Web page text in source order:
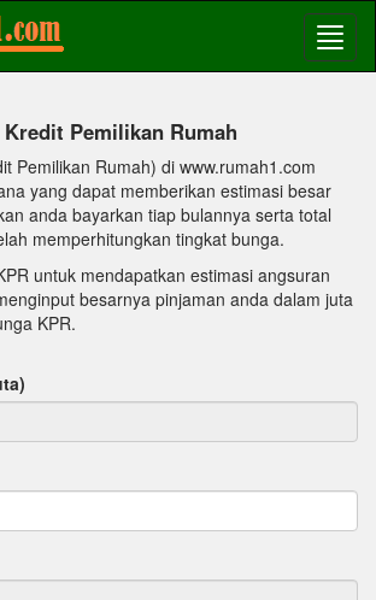
Pemilikan Rumah
Pemilikan Rumah) di www.rumah1.com
yang dapat memberikan estimasi besar
anda bayarkan tiap bulannya serta total
memperhitungkan tingkat bunga.
untuk mendapatkan estimasi angsuran
besarnya pinjaman anda dalam juta
KPR.